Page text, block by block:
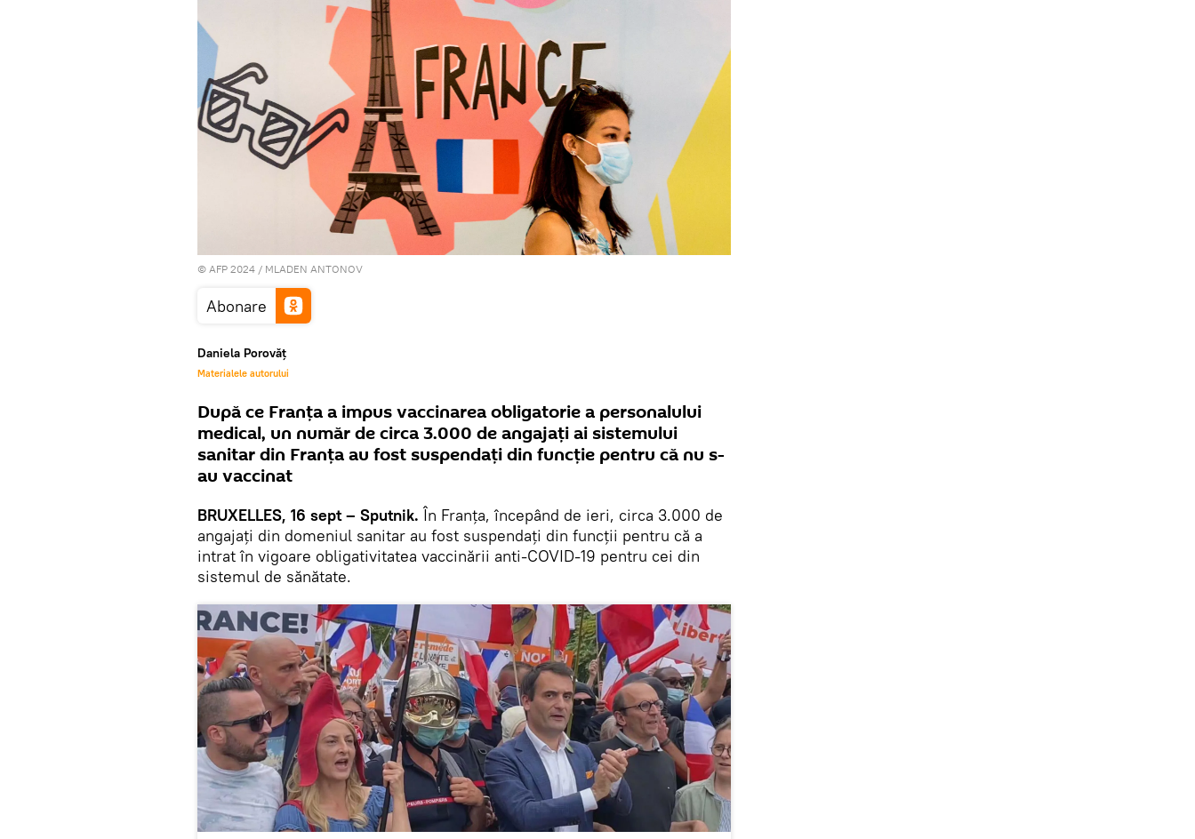
© AFP 2024 / MLADEN ANTONOV
Abonare
Daniela Porovăț
Materialele autorului
După ce Franţa a impus vaccinarea obligatorie a personalului
medical, un număr de circa 3.000 de angajați ai sistemului
sanitar din Franța au fost suspendați din funcție pentru că nu s-
au vaccinat
BRUXELLES, 16 sept – Sputnik. În Franța, începând de ieri, circa 3.000 de
angajaţi din domeniul sanitar au fost suspendaţi din funcții pentru că a
intrat în vigoare obligativitatea vaccinării anti-COVID-19 pentru cei din
sistemul de sănătate.